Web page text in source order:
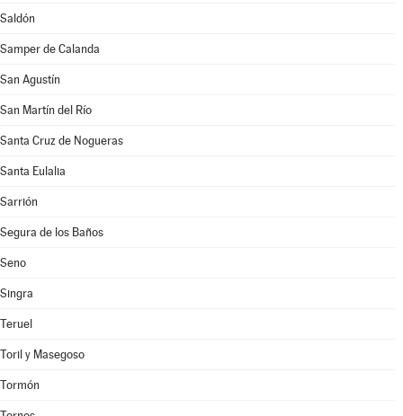
Saldón
Samper de Calanda
San Agustín
San Martín del Río
Santa Cruz de Nogueras
Santa Eulalia
Sarrión
Segura de los Baños
Seno
Singra
Teruel
Toril y Masegoso
Tormón